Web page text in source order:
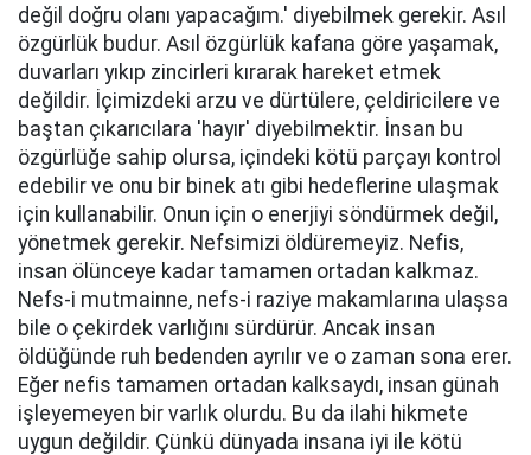
değil doğru olanı yapacağım.' diyebilmek gerekir. Asıl
özgürlük budur. Asıl özgürlük kafana göre yaşamak,
duvarları yıkıp zincirleri kırarak hareket etmek
değildir. İçimizdeki arzu ve dürtülere, çeldiricilere ve
baştan çıkarıcılara 'hayır' diyebilmektir. İnsan bu
özgürlüğe sahip olursa, içindeki kötü parçayı kontrol
edebilir ve onu bir binek atı gibi hedeflerine ulaşmak
için kullanabilir. Onun için o enerjiyi söndürmek değil,
yönetmek gerekir. Nefsimizi öldüremeyiz. Nefis,
insan ölünceye kadar tamamen ortadan kalkmaz.
Nefs-i mutmainne, nefs-i raziye makamlarına ulaşsa
bile o çekirdek varlığını sürdürür. Ancak insan
öldüğünde ruh bedenden ayrılır ve o zaman sona erer.
Eğer nefis tamamen ortadan kalksaydı, insan günah
işleyemeyen bir varlık olurdu. Bu da ilahi hikmete
uygun değildir. Çünkü dünyada insana iyi ile kötü